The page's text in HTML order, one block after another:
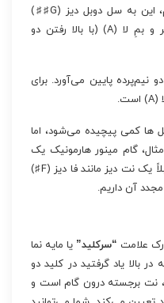
یک دوبل دیز به سل (G) اعمال کنیم، این به سل دوبل دیز (G♯♯)
تبدیل می‌شود که آن را با همان زیر و بمِ لا (A) (با بالا رفتن دو
نیم‌پرده پایین می‌آورد. برای
ها کمی پیچیده می‌شود، اما
گام مینور هارمونیک یک
نت هفتم دیز شده دارد. اگر آن نت قبلاً یک نت دیز مانند فا دیز (F♯)
مجدد آن داریم.
علامت “سرکلید” یا مایه نما
بالا یاد گرفتید در کلید دو
نت برجسته درون گام است و